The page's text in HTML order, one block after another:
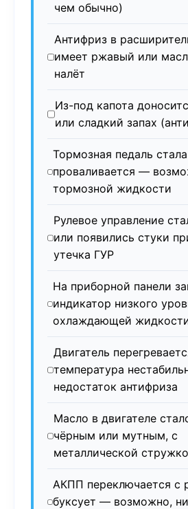
чем обычно)
Антифриз в
имеет ржавый или
налёт
Из-под капота
или сладкий запах
Тормозная педаль
проваливается —
тормозной жидкости
Рулевое управление
или появились стуки
утечка ГУР
На приборной панели
индикатор низкого
охлаждающей
Двигатель
температура
недостаток антифриза
Масло в двигателе
чёрным или мутным, с
металлической
АКПП переключается с
буксует — возможно,